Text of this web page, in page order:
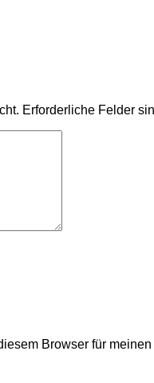
Erforderliche Felder
Browser für